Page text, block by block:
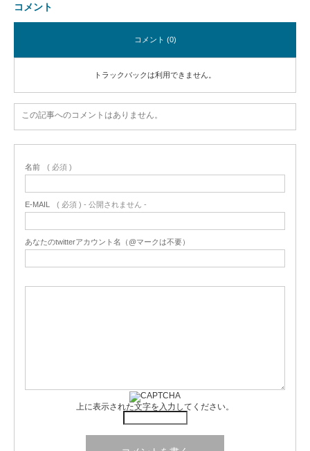
コメント
コメント (0)
トラックバックは利用できません。
この記事へのコメントはありません。
名前 ( 必須 )
E-MAIL ( 必須 ) - 公開されません -
あなたのtwitterアカウント名（@マークは不要）
上に表示された文字を入力してください。